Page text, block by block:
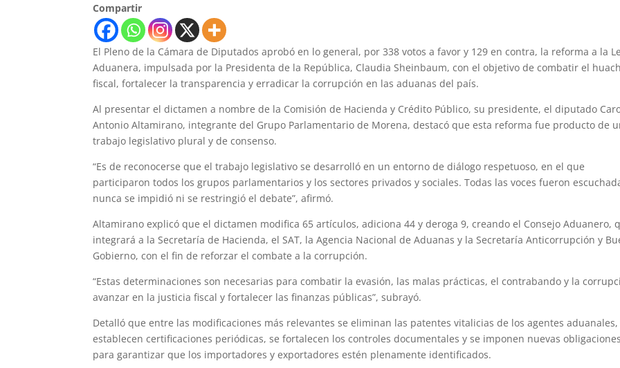
Compartir
El Pleno de la Cámara de Diputados aprobó en lo general, por 338 votos a favor y 129 en contra, la reforma a la
Aduanera, impulsada por la Presidenta de la República, Claudia Sheinbaum, con el objetivo de combatir el
fiscal, fortalecer la transparencia y erradicar la corrupción en las aduanas del país.
Al presentar el dictamen a nombre de la Comisión de Hacienda y Crédito Público, su presidente, el diputado
Antonio Altamirano, integrante del Grupo Parlamentario de Morena, destacó que esta reforma fue producto de
trabajo legislativo plural y de consenso.
“Es de reconocerse que el trabajo legislativo se desarrolló en un entorno de diálogo respetuoso, en el que
participaron todos los grupos parlamentarios y los sectores privados y sociales. Todas las voces fueron
nunca se impidió ni se restringió el debate”, afirmó.
Altamirano explicó que el dictamen modifica 65 artículos, adiciona 44 y deroga 9, creando el Consejo Aduanero,
integrará a la Secretaría de Hacienda, el SAT, la Agencia Nacional de Aduanas y la Secretaría Anticorrupción y
Gobierno, con el fin de reforzar el combate a la corrupción.
“Estas determinaciones son necesarias para combatir la evasión, las malas prácticas, el contrabando y la
avanzar en la justicia fiscal y fortalecer las finanzas públicas”, subrayó.
Detalló que entre las modificaciones más relevantes se eliminan las patentes vitalicias de los agentes aduanales,
establecen certificaciones periódicas, se fortalecen los controles documentales y se imponen nuevas obligaciones
para garantizar que los importadores y exportadores estén plenamente identificados.